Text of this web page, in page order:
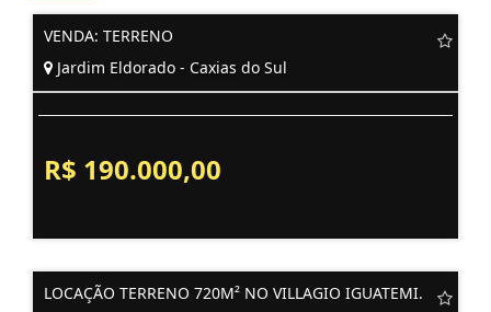
VENDA: TERRENO
Jardim Eldorado - Caxias do Sul
R$ 190.000,00
LOCAÇÃO TERRENO 720M² NO VILLAGIO IGUATEMI.